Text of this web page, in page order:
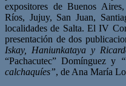
expositores de Buenos
Ríos, Jujuy, San Juan,
localidades de Salta. El IV
presentación de dos
Iskay, Haniunkataya y
“Pachacutec” Domínguez y
calchaquíes”, de Ana María